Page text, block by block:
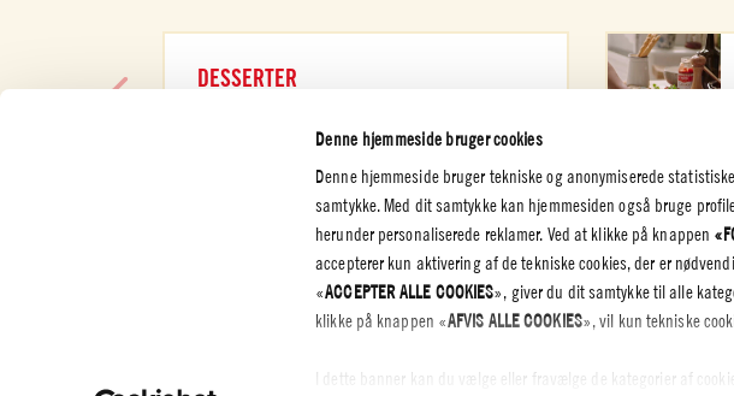
Denne hjemmeside bruger cookies
Denne hjemmeside bruger tekniske og anonymiserede
samtykke. Med dit samtykke kan hjemmesiden også bruge
herunder personaliserede reklamer. Ved at klikke på knappen
accepterer kun aktivering af de tekniske cookies, der er
«ACCEPTER ALLE COOKIES», giver du dit samtykke til alle
klikke på knappen «AFVIS ALLE COOKIES», vil kun tekniske
I dette banner kan du vælge eller fravælge de kategorier af
DESSERTER
SELSKAB
Certificeringer
JURIDISK OG
FORTROLIGHED
Cookie Policy – Cookie